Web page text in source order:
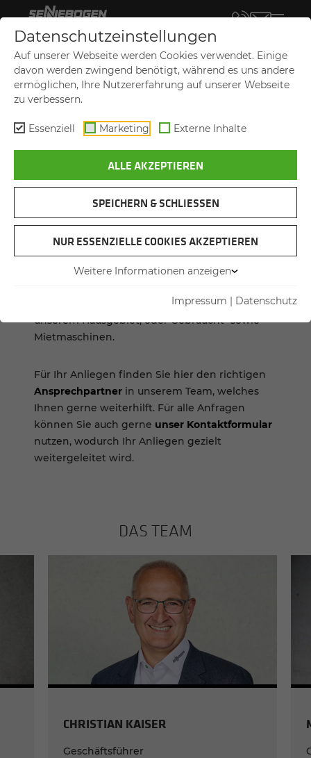
KONTAKT
Ihre SENNEBOGEN Vertriebsgesellschaft
Die SENNEBOGEN Vertriebsgesellschaft steht
den Vertrieb neuer SENNEBOGEN-Maschinen in
unserem Hausgebiet, oder Gebraucht- sowie
Mietmaschinen.
Für Ihr Anliegen finden Sie hier den richtigen
Ansprechpartner in unserem Team, welches
Ihnen gerne weiterhilft. Für alle Anfragen
können Sie auch gerne unser Kontaktformular
nutzen, wodurch Ihr Anliegen gezielt
weitergeleitet wird.
DAS TEAM
CHRIS­TI­AN KAISER
Geschäfts­füh­rer
Datenschutzeinstellungen
Auf unserer Webseite werden Cookies verwendet. Einige
davon werden zwingend benötigt, während es uns andere
ermöglichen, Ihre Nutzererfahrung auf unserer Webseite
zu verbessern.
Essenziell Marketing Externe Inhalte
ALLE AKZEPTIEREN
SPEICHERN & SCHLIESSEN
NUR ESSENZIELLE COOKIES AKZEPTIEREN
Weitere Informationen anzeigen
Impressum | Datenschutz